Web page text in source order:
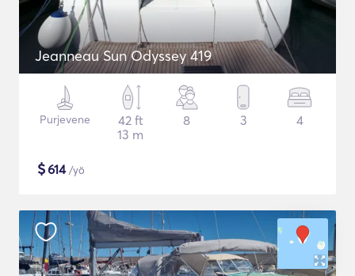
Jeanneau Sun Odyssey 419
Purjevene
42 ft
13 m
8 3 4
$614/yö